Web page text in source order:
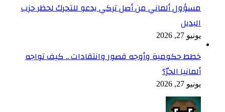
مسؤول ألماني من أصل تركي يدعو للتحرك لحظر حزب
البديل
يونيو 27, 2026
خطط حكومية وأوجه قصور وانتقادات .. كيف تواجه
ألمانيا الحرّ؟
يونيو 27, 2026